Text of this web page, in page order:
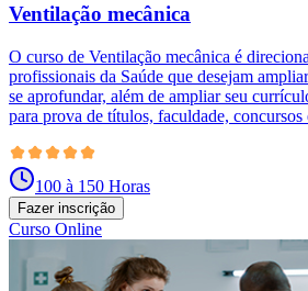
Ventilação mecânica
O curso de Ventilação mecânica é
profissionais da Saúde que desejam
se aprofundar, além de ampliar seu
para prova de títulos, faculdade, concursos
100 à 150 Horas
Fazer inscrição
Curso Online